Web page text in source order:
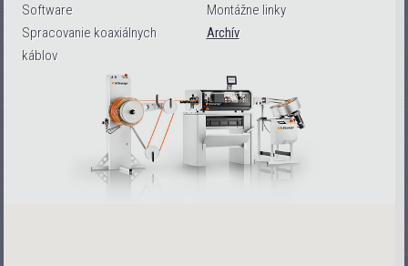
Software
Spracovanie koaxiálnych
káblov
Montážne linky
Archív